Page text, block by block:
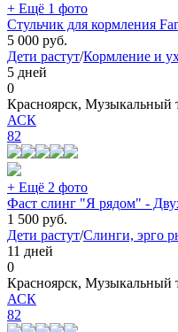
+ Ещё 1 фото
Стульчик для кормления
5 000 руб.
Дети растут/Кормление и
5 дней
0
Красноярск, Музыкальный
АСК
82
+ Ещё 2 фото
Фаст слинг "Я рядом" -
1 500 руб.
Дети растут/Слинги, эрго
11 дней
0
Красноярск, Музыкальный
АСК
82